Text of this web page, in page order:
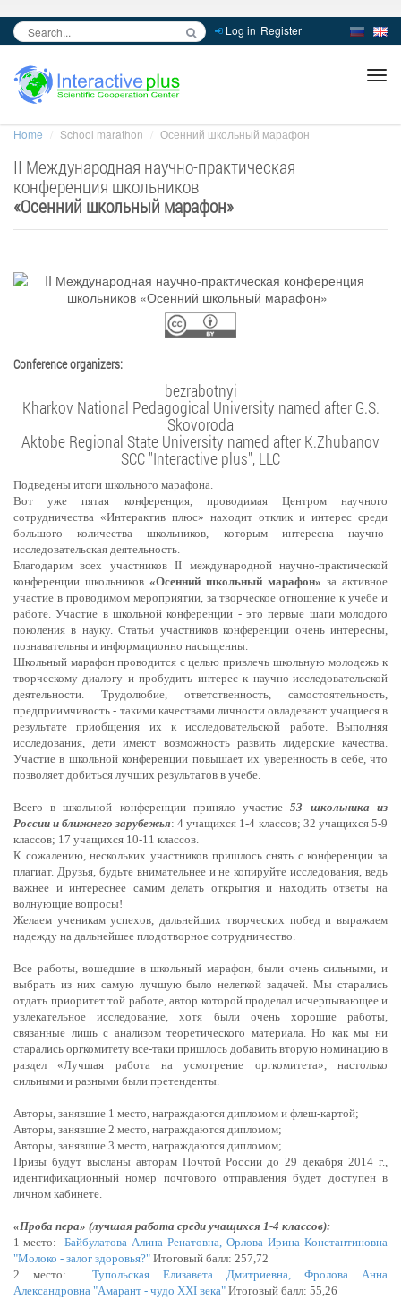
Log in Register
Home School marathon Осенний школьный марафон
II Международная научно-практическая
конференция школьников
«Осенний школьный марафон»
Conference organizers:
bezrabotnyi
Kharkov National Pedagogical University named after G.S.
Skovoroda
Aktobe Regional State University named after K.Zhubanov
SCC "Interactive plus", LLC
Подведены итоги школьного марафона.
Вот уже пятая конференция, проводимая Центром научного
сотрудничества «Интерактив плюс» находит отклик и интерес среди
большого количества школьников, которым интересна научно-
исследовательская деятельность.
Благодарим всех участников II международной научно-практической
конференции школьников «Осенний школьный марафон» за активное
участие в проводимом мероприятии, за творческое отношение к учебе и
работе. Участие в школьной конференции - это первые шаги молодого
поколения в науку. Статьи участников конференции очень интересны,
познавательны и информационно насыщенны.
Школьный марафон проводится с целью привлечь школьную молодежь к
творческому диалогу и пробудить интерес к научно-исследовательской
деятельности. Трудолюбие, ответственность, самостоятельность,
предприимчивость - такими качествами личности овладевают учащиеся в
результате приобщения их к исследовательской работе. Выполняя
исследования, дети имеют возможность развить лидерские качества.
Участие в школьной конференции повышает их уверенность в себе, что
позволяет добиться лучших результатов в учебе.
Всего в школьной конференции приняло участие 53 школьника из
России и ближнего зарубежья: 4 учащихся 1-4 классов; 32 учащихся 5-9
классов; 17 учащихся 10-11 классов.
К сожалению, нескольких участников пришлось снять с конференции за
плагиат. Друзья, будьте внимательнее и не копируйте исследования, ведь
важнее и интереснее самим делать открытия и находить ответы на
волнующие вопросы!
Желаем ученикам успехов, дальнейших творческих побед и выражаем
надежду на дальнейшее плодотворное сотрудничество.
Все работы, вошедшие в школьный марафон, были очень сильными, и
выбрать из них самую лучшую было нелегкой задачей. Мы старались
отдать приоритет той работе, автор которой проделал исчерпывающее и
увлекательное исследование, хотя были очень хорошие работы,
связанные лишь с анализом теоретического материала. Но как мы ни
старались оргкомитету все-таки пришлось добавить вторую номинацию в
раздел «Лучшая работа на усмотрение оргкомитета», настолько
сильными и разными были претенденты.
Авторы, занявшие 1 место, награждаются дипломом и флеш-картой;
Авторы, занявшие 2 место, награждаются дипломом;
Авторы, занявшие 3 место, награждаются дипломом;
Призы будут высланы авторам Почтой России до 29 декабря 2014 г.,
идентификационный номер почтового отправления будет доступен в
личном кабинете.
«Проба пера» (лучшая работа среди учащихся 1-4 классов):
1 место:
Байбулатова Алина Ренатовна, Орлова Ирина Константиновна
"Молоко - залог здоровья?" Итоговый балл: 257,72
2 место:
Тупольская Елизавета Дмитриевна, Фролова Анна
Александровна "Амарант - чудо XXI века" Итоговый балл: 55,26